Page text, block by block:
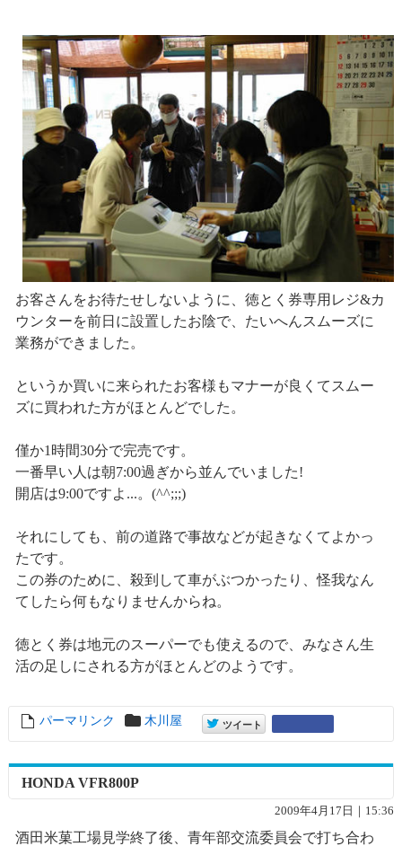
お客さんをお待たせしないように、徳とく券専用レジ&カ
ウンターを前日に設置したお陰で、たいへんスムーズに
業務ができました。
というか買いに来られたお客様もマナーが良くてスムー
ズに買われた方がほとんどでした。
僅か1時間30分で完売です。
一番早い人は朝7:00過ぎから並んでいました!
開店は9:00ですよ...。(^^;;;)
それにしても、前の道路で事故などが起きなくてよかっ
たです。
この券のために、殺到して車がぶつかったり、怪我なん
てしたら何もなりませんからね。
徳とく券は地元のスーパーでも使えるので、みなさん生
活の足しにされる方がほとんどのようです。
entry5098
パーマリンク 木川屋 entry5098
ツイート
HONDA VFR800P
2009年4月17日｜15:36
酒田米菓工場見学終了後、青年部交流委員会で打ち合わ